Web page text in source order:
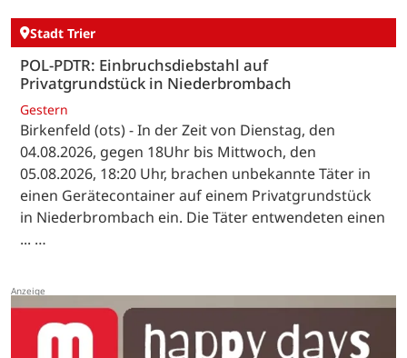
Stadt Trier
POL-PDTR: Einbruchsdiebstahl auf
Privatgrundstück in Niederbrombach
Gestern
Birkenfeld (ots) - In der Zeit von Dienstag, den
04.08.2026, gegen 18Uhr bis Mittwoch, den
05.08.2026, 18:20 Uhr, brachen unbekannte Täter in
einen Gerätecontainer auf einem Privatgrundstück
in Niederbrombach ein. Die Täter entwendeten einen
... …